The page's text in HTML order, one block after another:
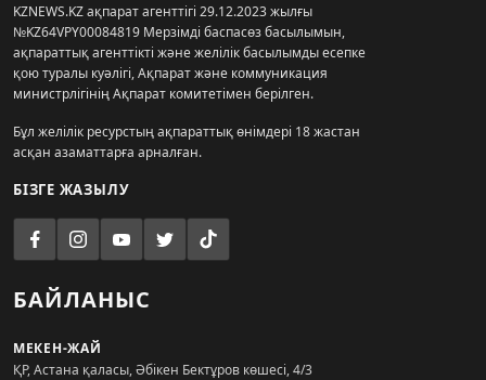
KZNEWS.KZ ақпарат агенттігі 29.12.2023 жылғы
№KZ64VPY00084819 Мерзімді баспасөз басылымын,
ақпараттық агенттікті және желілік басылымды есепке
қою туралы куәлігі, Ақпарат және коммуникация
министрлігінің Ақпарат комитетімен берілген.
Бұл желілік ресурстың ақпараттық өнімдері 18 жастан
асқан азаматтарға арналған.
БІЗГЕ ЖАЗЫЛУ
БАЙЛАНЫС
МЕКЕН-ЖАЙ
ҚР, Астана қаласы, Әбікен Бектұров көшесі, 4/3